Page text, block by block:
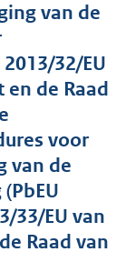
van de
32/EU
en de Raad
voor
van de
33/EU van
Raad van